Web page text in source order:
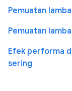
Pemuatan
Pemuatan
Efek performa
sering